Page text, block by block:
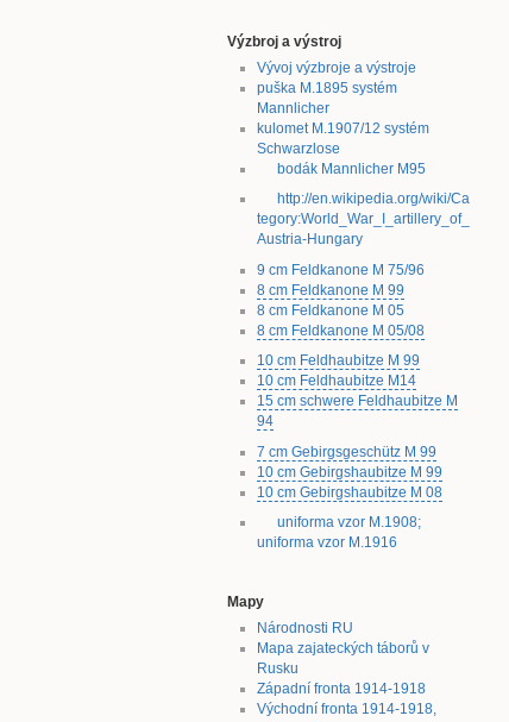
Výzbroj a výstroj
Vývoj výzbroje a výstroje
puška M.1895 systém
Mannlicher
kulomet M.1907/12 systém
Schwarzlose
bodák Mannlicher M95
http://en.wikipedia.org/wiki/Ca
tegory:World_War_I_artillery_of_
Austria-Hungary
9 cm Feldkanone M 75/96
8 cm Feldkanone M 99
8 cm Feldkanone M 05
8 cm Feldkanone M 05/08
10 cm Feldhaubitze M 99
10 cm Feldhaubitze M14
15 cm schwere Feldhaubitze M
94
7 cm Gebirgsgeschütz M 99
10 cm Gebirgshaubitze M 99
10 cm Gebirgshaubitze M 08
uniforma vzor M.1908;
uniforma vzor M.1916
Mapy
Národnosti RU
Mapa zajateckých táborů v
Rusku
Západní fronta 1914-1918
Východní fronta 1914-1918,